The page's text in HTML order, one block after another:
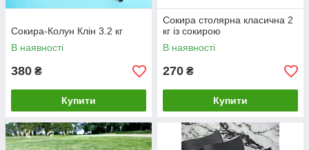
Сокира-Колун Клін 3.2 кг
В наявності
380 ₴
Купити
Сокира столярна класична 2
кг із сокирою
В наявності
270 ₴
Купити